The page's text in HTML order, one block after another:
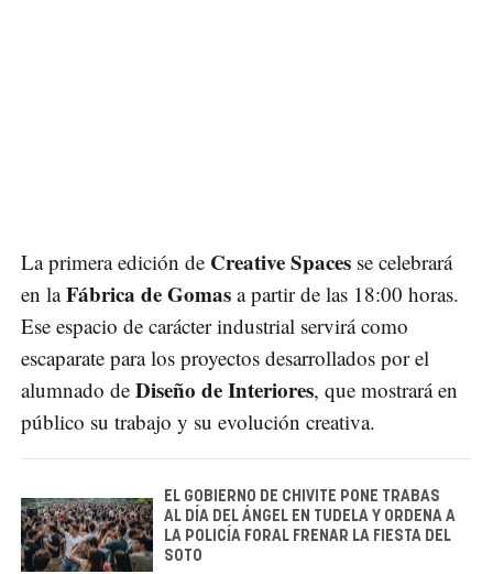
La primera edición de Creative Spaces se celebrará
en laFábrica de Gomas a partir de las 18:00 horas.
Ese espacio de carácter industrial servirá como
escaparate para los proyectos desarrollados por el
alumnado de Diseño de Interiores, que mostrará en
público su trabajo y su evolución creativa.
EL GOBIERNO DE CHIVITE PONE TRABAS
AL DÍA DEL ÁNGEL EN TUDELA Y ORDENA A
LA POLICÍA FORAL FRENAR LA FIESTA DEL
SOTO